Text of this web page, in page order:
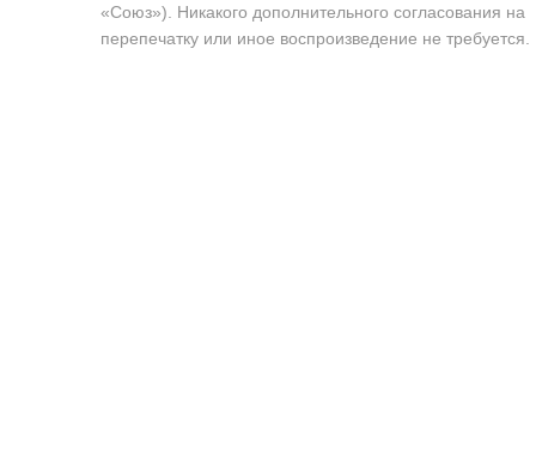
«Союз»). Никакого дополнительного согласования на
перепечатку или иное воспроизведение не требуется.